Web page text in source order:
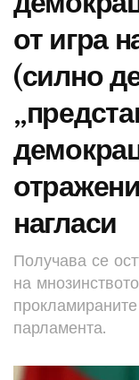
от игра
(силно
нагласи
Получава се
на
парламента.